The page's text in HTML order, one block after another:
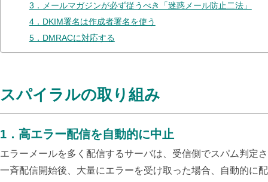
3．メールマガジンが必ず従うべき「迷惑メール防止二法」
4．DKIM署名は作成者署名を使う
5．DMRACに対応する
スパイラルの取り組み
1 ． 高エラー配信を自動的に中止
エラーメールを多く配信するサーバは、受信側でスパム判定
一斉配信開始後、大量にエラーを受け取った場合、自動的に